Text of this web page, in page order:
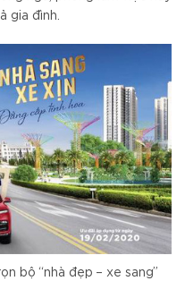
gia đình.
bộ “nhà đẹp – xe sang”